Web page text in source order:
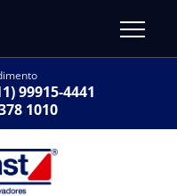
99915-4441
1010